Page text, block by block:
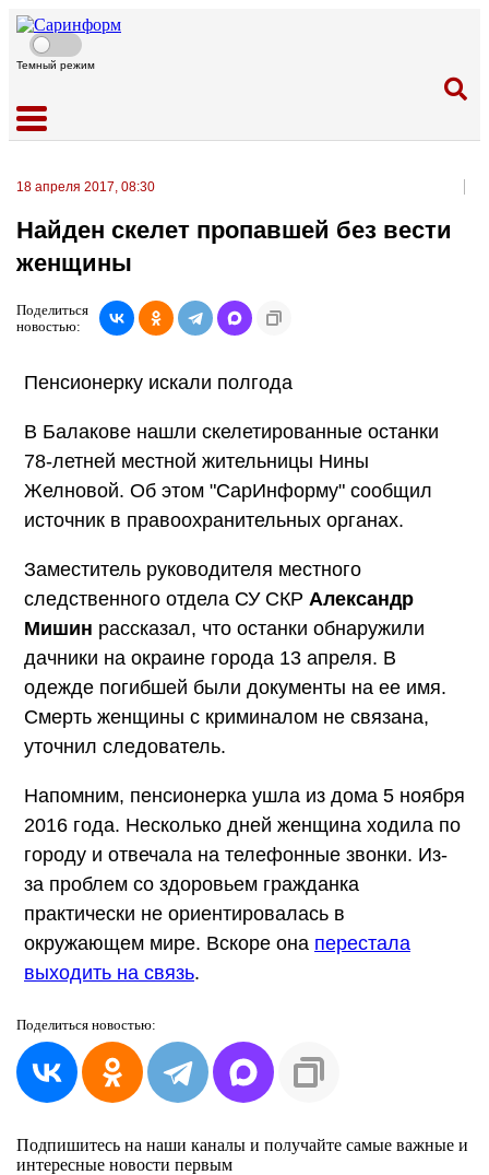
Темный режим
18 апреля 2017, 08:30
Найден скелет пропавшей без вести
женщины
Поделиться
новостью:
Пенсионерку искали полгода
В Балакове нашли скелетированные останки
78-летней местной жительницы Нины
Желновой. Об этом "СарИнформу" сообщил
источник в правоохранительных органах.
Заместитель руководителя местного
следственного отдела СУ СКР Александр
Мишин рассказал, что останки обнаружили
дачники на окраине города 13 апреля. В
одежде погибшей были документы на ее имя.
Смерть женщины с криминалом не связана,
уточнил следователь.
Напомним, пенсионерка ушла из дома 5 ноября
2016 года. Несколько дней женщина ходила по
городу и отвечала на телефонные звонки. Из-
за проблем со здоровьем гражданка
практически не ориентировалась в
окружающем мире. Вскоре она перестала
выходить на связь.
Поделиться новостью:
Подпишитесь на наши каналы и получайте самые важные и
интересные новости первым